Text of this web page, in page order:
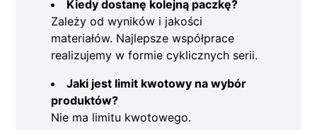
Kiedy dostanę kolejną paczkę?
Zależy od wyników i jakości
materiałów. Najlepsze współprace
realizujemy w formie cyklicznych serii.
Jaki jest limit kwotowy na wybór
produktów?
Nie ma limitu kwotowego.